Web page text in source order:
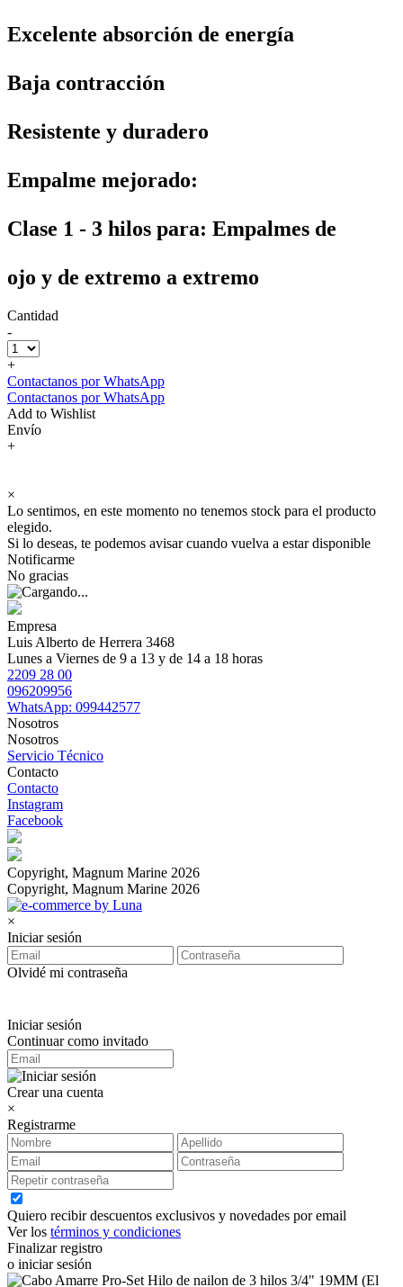
Excelente absorción de energía
Baja contracción
Resistente y duradero
Empalme mejorado:
Clase 1 - 3 hilos para: Empalmes de
ojo y de extremo a extremo
Cantidad
-
+
Contactanos por WhatsApp
Contactanos por WhatsApp
Add to Wishlist
Envío
+
×
Lo sentimos, en este momento no tenemos stock para el producto
elegido.
Si lo deseas, te podemos avisar cuando vuelva a estar disponible
Notificarme
No gracias
Empresa
Luis Alberto de Herrera 3468
Lunes a Viernes de 9 a 13 y de 14 a 18 horas
2209 28 00
096209956
WhatsApp: 099442577
Nosotros
Nosotros
Servicio Técnico
Contacto
Contacto
Instagram
Facebook
Copyright, Magnum Marine 2026
Copyright, Magnum Marine 2026
×
Iniciar sesión
Olvidé mi contraseña
Iniciar sesión
Continuar como invitado
Crear una cuenta
×
Registrarme
Quiero recibir descuentos exclusivos y novedades por email
Ver los términos y condiciones
Finalizar registro
o iniciar sesión